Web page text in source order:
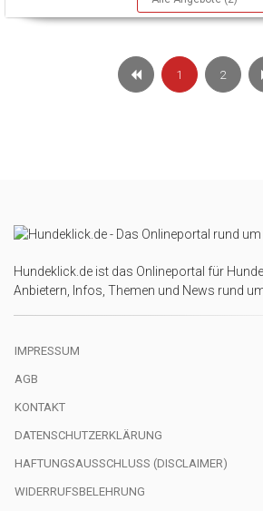
1 2
Hundeklick.de ist das Onlineportal für
Anbietern, Infos, Themen und News rund
IMPRESSUM
AGB
KONTAKT
DATENSCHUTZERKLÄRUNG
HAFTUNGSAUSSCHLUSS (DISCLAIMER)
WIDERRUFSBELEHRUNG